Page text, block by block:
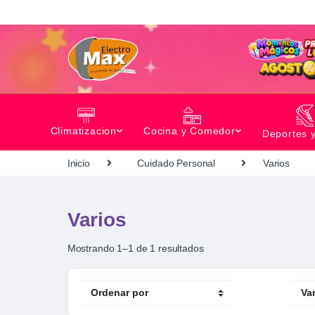
Climatizacion Cocina y Comedor Deportes
Inicio Cuidado Personal Varios
Varios
Mostrando 1–1 de 1 resultados